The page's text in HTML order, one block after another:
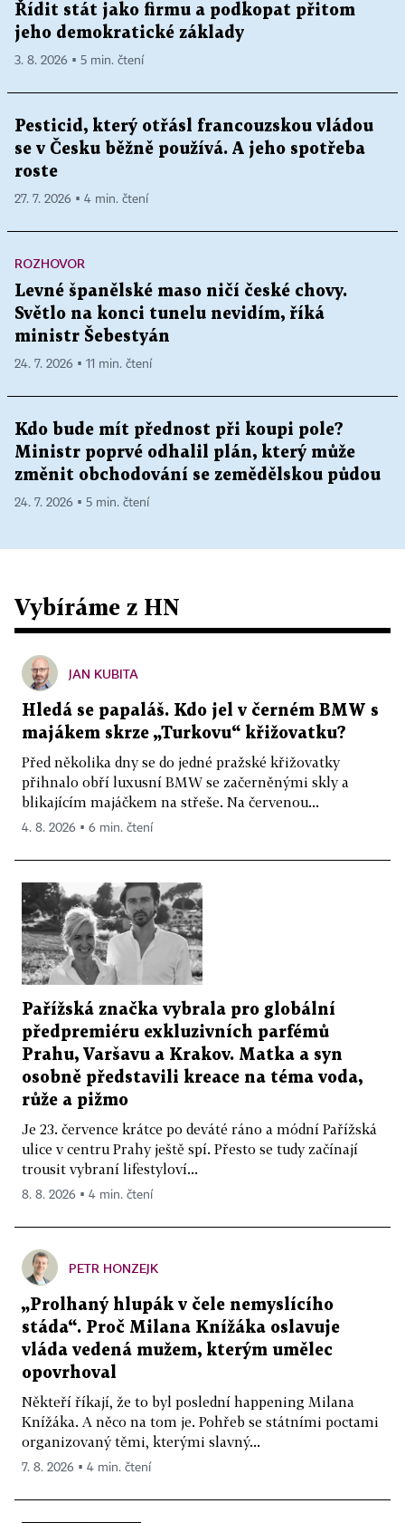
Řídit stát jako firmu a podkopat přitom
jeho demokratické základy
3. 8. 2026 ▪ 5 min. čtení
Pesticid, který otřásl francouzskou vládou
se v Česku běžně používá. A jeho spotřeba
roste
27. 7. 2026 ▪ 4 min. čtení
ROZHOVOR
Levné španělské maso ničí české chovy.
Světlo na konci tunelu nevidím, říká
ministr Šebestyán
24. 7. 2026 ▪ 11 min. čtení
Kdo bude mít přednost při koupi pole?
Ministr poprvé odhalil plán, který může
změnit obchodování se zemědělskou půdou
24. 7. 2026 ▪ 5 min. čtení
Vybíráme z HN
JAN KUBITA
Hledá se papaláš. Kdo jel v černém BMW s
majákem skrze „Turkovu“ křižovatku?
Před několika dny se do jedné pražské křižovatky
přihnalo obří luxusní BMW se začerněnými skly a
blikajícím majáčkem na střeše. Na červenou...
4. 8. 2026 ▪ 6 min. čtení
Pařížská značka vybrala pro globální
předpremiéru exkluzivních parfémů
Prahu, Varšavu a Krakov. Matka a syn
osobně představili kreace na téma voda,
růže a pižmo
Je 23. července krátce po deváté ráno a módní Pařížská
ulice v centru Prahy ještě spí. Přesto se tudy začínají
trousit vybraní lifestyloví...
8. 8. 2026 ▪ 4 min. čtení
PETR HONZEJK
„Prolhaný hlupák v čele nemyslícího
stáda“. Proč Milana Knížáka oslavuje
vláda vedená mužem, kterým umělec
opovrhoval
Někteří říkají, že to byl poslední happening Milana
Knížáka. A něco na tom je. Pohřeb se státními poctami
organizovaný těmi, kterými slavný...
7. 8. 2026 ▪ 4 min. čtení